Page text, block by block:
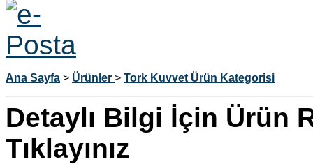
Ana Sayfa > Ürünler > Tork Kuvvet Ürün Kategorisi
Detaylı Bilgi İçin Ürün
Tıklayınız